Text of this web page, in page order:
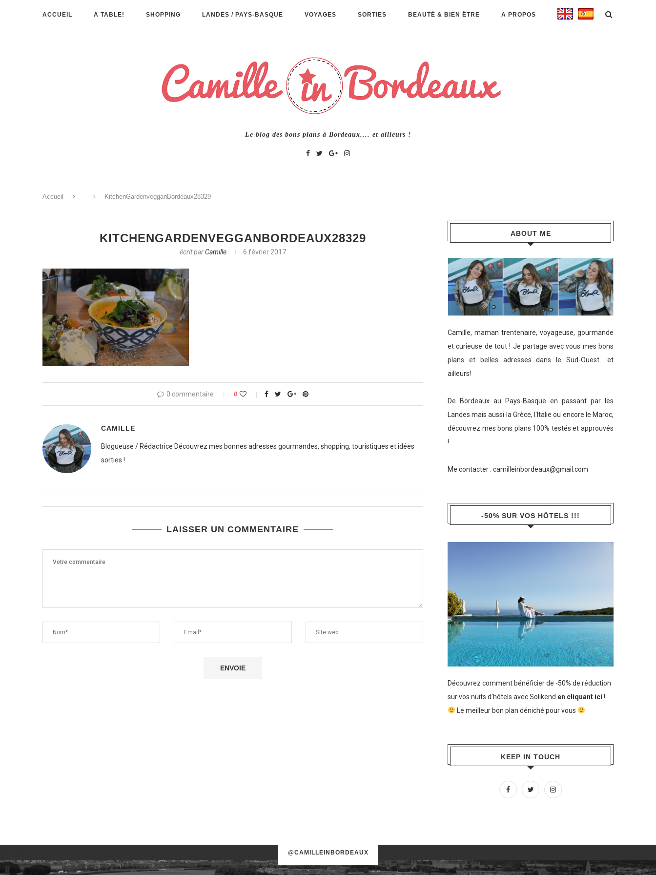
ACCUEIL A TABLE! SHOPPING LANDES / PAYS-BASQUE VOYAGES SORTIES BEAUTÉ & BIEN ÊTRE A PROPOS
Le blog des bons plans à Bordeaux.... et ailleurs !
Accueil KitchenGardenvegganBordeaux28329
KITCHENGARDENVEGGANBORDEAUX28329
écrit parCamille 6 février 2017
0 commentaire 0
CAMILLE
Blogueuse / Rédactrice Découvrez mes bonnes adresses gourmandes, shopping, touristiques et idées
sorties !
LAISSER UN COMMENTAIRE
ABOUT ME
Camille, maman trentenaire, voyageuse, gourmande
et curieuse de tout ! Je partage avec vous mes bons
plans et belles adresses dans le Sud-Ouest.. et
ailleurs!
De Bordeaux au Pays-Basque en passant par les
Landes mais aussi la Grèce, l'Italie ou encore le Maroc,
découvrez mes bons plans 100% testés et approuvés
!
Me contacter : camilleinbordeaux@gmail.com
-50% SUR VOS HÔTELS !!!
Découvrez comment bénéficier de -50% de réduction
sur vos nuits d’hôtels avec Solikend en cliquant ici !
Le meilleur bon plan déniché pour vous
KEEP IN TOUCH
@CAMILLEINBORDEAUX